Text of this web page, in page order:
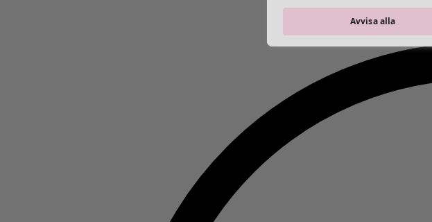
Avvisa alla